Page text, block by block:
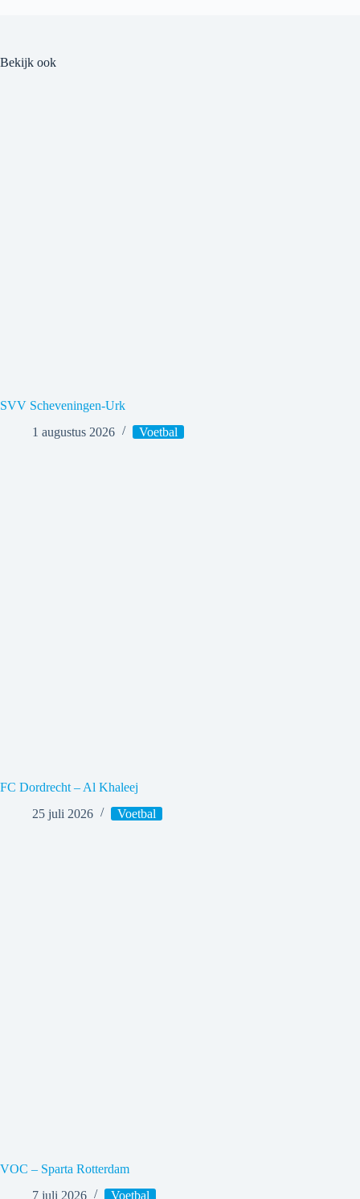
Bekijk ook
SVV Scheveningen-Urk
1 augustus 2026
Voetbal
FC Dordrecht – Al Khaleej
25 juli 2026
Voetbal
VOC – Sparta Rotterdam
7 juli 2026
Voetbal